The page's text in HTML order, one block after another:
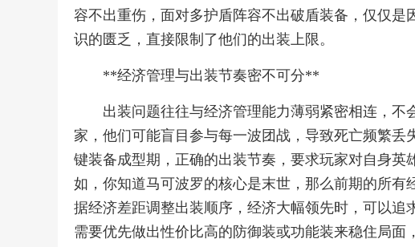
容不出重伤，面对多护盾阵容不出破盾装备，仅仅
识的匮乏，直接限制了他们的出装上限。
**经济管理与出装节奏密不可分**
出装问题往往与经济管理能力薄弱紧密相连，
家，他们可能盲目参与每一波团战，导致死亡频繁
键装备成型期，正确的出装节奏，要求玩家对自身英
如，你知道马可波罗的核心是末世，那么前期的所
据经济差距调整出装顺序，经济大幅领先时，可以追
需要优先做出性价比高的防御装或功能装来稳住局